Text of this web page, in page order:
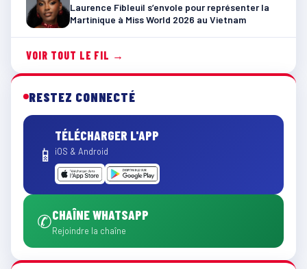
Laurence Fibleuil s’envole pour représenter la
Martinique à Miss World 2026 au Vietnam
VOIR TOUT LE FIL →
RESTEZ CONNECTÉ
📱
TÉLÉCHARGER L'APP
iOS & Android
✆CHAÎNE WHATSAPP
Rejoindre la chaîne